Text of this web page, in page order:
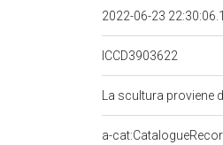
2022-06-23
ICCD3903622
La scultura
a-